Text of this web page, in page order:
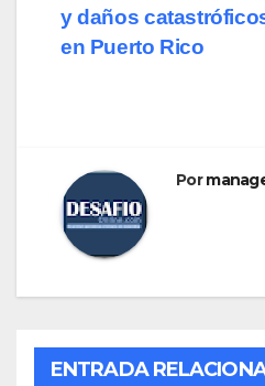
y daños
en Puerto Rico
Por
ENTRADA